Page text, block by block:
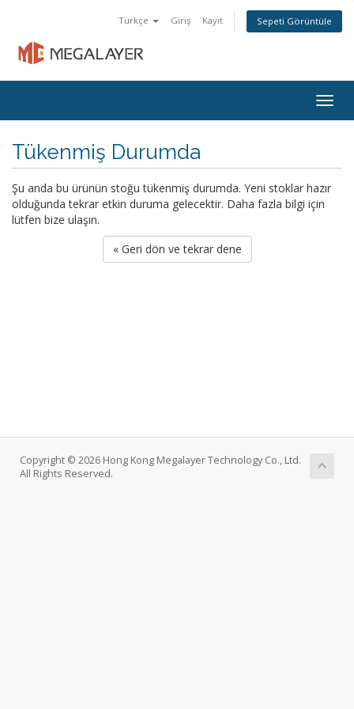
Türkçe Giriş Kayıt Sepeti Görüntüle
Tükenmiş Durumda
Şu anda bu ürünün stoğu tükenmiş durumda. Yeni stoklar hazır
olduğunda tekrar etkin duruma gelecektir. Daha fazla bilgi için
lütfen bize ulaşın.
« Geri dön ve tekrar dene
Copyright © 2026 Hong Kong Megalayer Technology Co., Ltd.
All Rights Reserved.